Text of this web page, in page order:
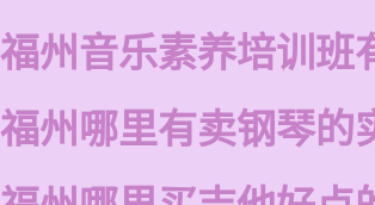
福州音乐素养培训班
福州哪里有卖钢琴的